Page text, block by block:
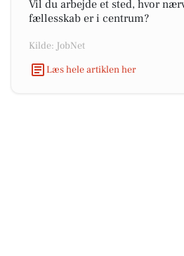
Vil du arbejde et sted, hvor
fællesskab er i centrum?
Kilde: JobNet
Læs hele artiklen her